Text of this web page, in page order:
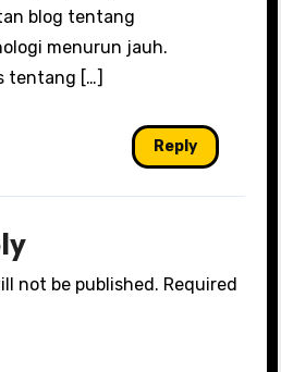
blog tentang
menurun jauh.
tentang […]
Reply
not be published. Required